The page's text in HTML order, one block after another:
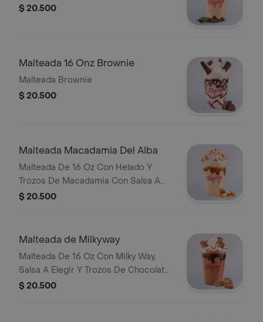
$ 20.500
Malteada 16 Onz Brownie
Malteada Brownie
$ 20.500
Malteada Macadamia Del Alba
Malteada De 16 Oz Con Helado Y
Trozos De Macadamia Con Salsa A
Elegir.
$ 20.500
Malteada de Milkyway
Malteada De 16 Oz Con Milky Way,
Salsa A Elegir Y Trozos De Chocolate
Milky Way.
$ 20.500